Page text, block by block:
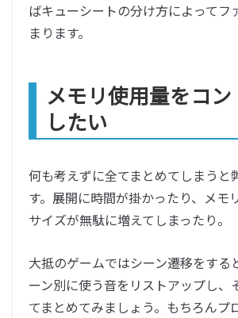
ばキューシートの分け方によってフ
まります。
メモリ使用量をコ
したい
何も考えずに全てまとめてしまうと
す。展開に時間が掛かったり、メモ
サイズが無駄に増えてしまったり。
大抵のゲームではシーン遷移をする
ーン別に使う音をリストアップし、
てまとめてみましょう。もちろんプ